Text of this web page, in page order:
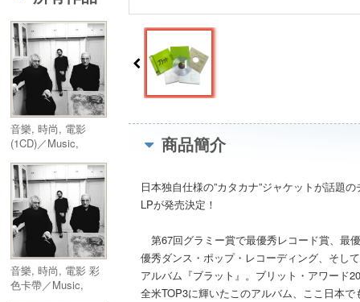
音樂, 時尚, 電影
(1CD)／Music,
音樂, 時尚, 電影 彩
色卡帶／Music,
商品簡介
日本独自仕様の”カタカナ”ジャケットが話題
LPが発売決定！
第67回グラミー賞で最優秀レコード賞、最
優秀ダンス・ポップ・レコーディング、そし
アルバム『ブラット』。ブリット・アワード
全米TOP3に輝いたこのアルバム、ここ日本